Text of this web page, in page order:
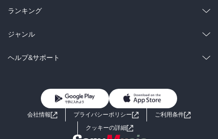
雑誌・グラビア
BL・TL
ラノベ
雑誌・グラビア
BL・TL
総合
ラノベ
雑誌・グラビア
ランキング
総合
ラノベ
ジャンル
コミック
ライトノベル 男子向けラノベ
小説
ヘルプ&サポート
よくあるご質問 お問い合わせ
会社情報 プライバシーポリシー
ご利用条件
クッキーの詳細